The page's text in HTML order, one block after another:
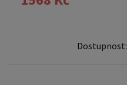
Dostupnost: